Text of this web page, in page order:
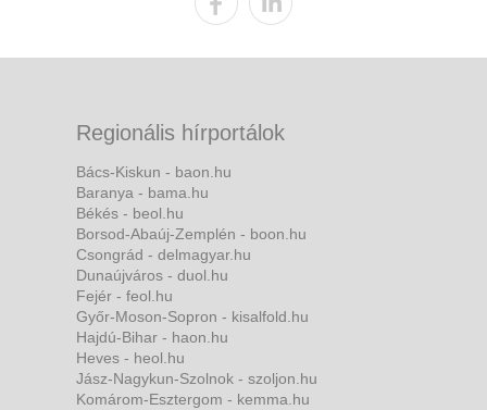
Regionális hírportálok
Bács-Kiskun - baon.hu
Baranya - bama.hu
Békés - beol.hu
Borsod-Abaúj-Zemplén - boon.hu
Csongrád - delmagyar.hu
Dunaújváros - duol.hu
Fejér - feol.hu
Győr-Moson-Sopron - kisalfold.hu
Hajdú-Bihar - haon.hu
Heves - heol.hu
Jász-Nagykun-Szolnok - szoljon.hu
Komárom-Esztergom - kemma.hu